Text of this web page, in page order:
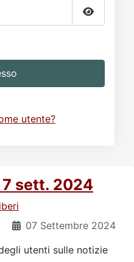
Mostra
utente?
sett. 2024
07 Settembre 2024
utenti sulle notizie